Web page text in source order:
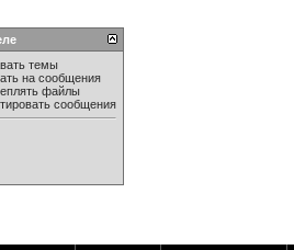
темы
на сообщения
файлы
сообщения